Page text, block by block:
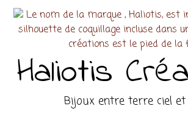
Haliotis
Bijoux entre terre ciel